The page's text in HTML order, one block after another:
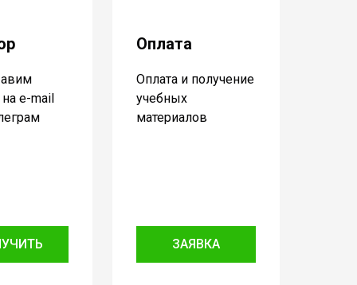
e-mail
Оплата
Оплата и получение
учебных
материалов
ЗАЯВКА